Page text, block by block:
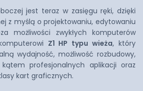
jest teraz w zasięgu ręki, dzięki
z myślą o projektowaniu, edytowaniu
możliwości zwykłych komputerów
Z1 HP typu wieża, który
wydajność, możliwość rozbudowy,
profesjonalnych aplikacji oraz
kart graficznych.